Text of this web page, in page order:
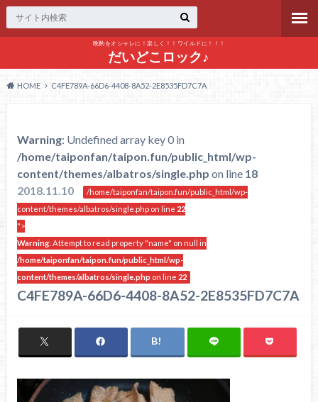
晩酌をオシャレに！楽しく！！ワイルドに！！！
だいどこロック♪
HOME C4FE789A-66D6-4408-8A52-2E8535FD7C7A
Warning: Undefined array key 0 in
/home/taiponfan/taipon.fun/public_html/wp-
content/themes/albatros/single.php on line 18
2018.11.10
/home/taiponfan/taipon.fun/public_html/wp-
content/themes/albatros/single.php on line 22
">
Warning: Attempt to read property "name" on null in
/home/taiponfan/taipon.fun/public_html/wp-
content/themes/albatros/single.php on line 22
C4FE789A-66D6-4408-8A52-2E8535FD7C7A